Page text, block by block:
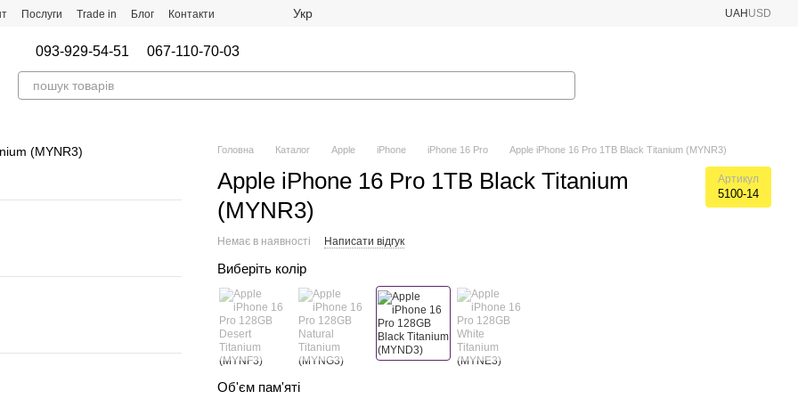
Послуги Trade in Блог Контакти Укр UAH USD
093-929-54-51 067-110-70-03
Головна Каталог Apple iPhone iPhone 16 Pro Apple iPhone 16 Pro 1TB Black Titanium (MYNR3)
Apple iPhone 16 Pro 1TB Black Titanium
(MYNR3)
Артикул
5100-14
Немає в наявності Написати відгук
Виберіть колір
Об'єм пам'яті